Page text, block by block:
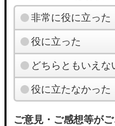
非常に役に立った
役に立った
どちらともいえな
役に立たなかった
ご意見・ご感想等が